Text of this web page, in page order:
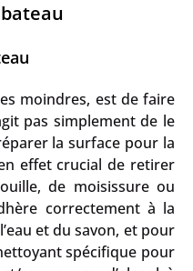
moindres, est de faire
pas simplement de le
la surface pour la
effet crucial de retirer
de moisissure ou
correctement à la
et du savon, et pour
spécifique pour